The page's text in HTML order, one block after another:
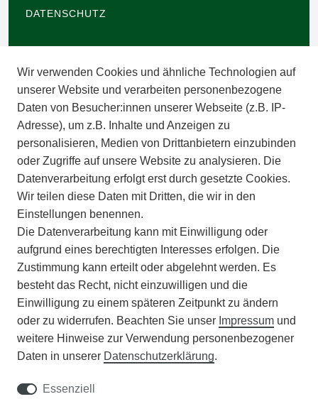
DATENSCHUTZ
IMPRESSUM
INFORMATIONEN
ZAHLUNGSARTEN
VERSAND
BATTERIEENTSORGUNG
VERANSTALTUNGEN
APOTHEKERSCHRANK
WISSENSWERTES
Wir verwenden Cookies und ähnliche Technologien auf
unserer Website und verarbeiten personenbezogene
Daten von Besucher:innen unserer Webseite (z.B. IP-
Adresse), um z.B. Inhalte und Anzeigen zu
personalisieren, Medien von Drittanbietern einzubinden
oder Zugriffe auf unsere Website zu analysieren. Die
Datenverarbeitung erfolgt erst durch gesetzte Cookies.
Wir teilen diese Daten mit Dritten, die wir in den
Einstellungen benennen.
Die Datenverarbeitung kann mit Einwilligung oder
aufgrund eines berechtigten Interesses erfolgen. Die
Zustimmung kann erteilt oder abgelehnt werden. Es
besteht das Recht, nicht einzuwilligen und die
Einwilligung zu einem späteren Zeitpunkt zu ändern
oder zu widerrufen. Beachten Sie unser Impressum und
weitere Hinweise zur Verwendung personenbezogener
Daten in unserer Daten­schutz­erklärung.
Essenziell